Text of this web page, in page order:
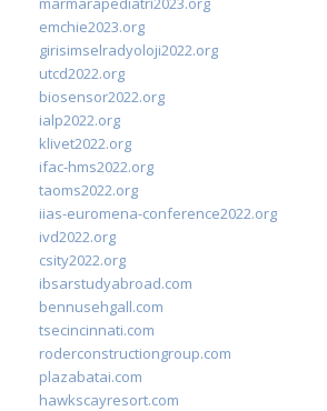
emchie2023.org
girisimselradyoloji2022.org
utcd2022.org
biosensor2022.org
ialp2022.org
klivet2022.org
ifac-hms2022.org
taoms2022.org
iias-euromena-conference2022.org
ivd2022.org
csity2022.org
ibsarstudyabroad.com
bennusehgall.com
tsecincinnati.com
roderconstructiongroup.com
plazabatai.com
hawkscayresort.com